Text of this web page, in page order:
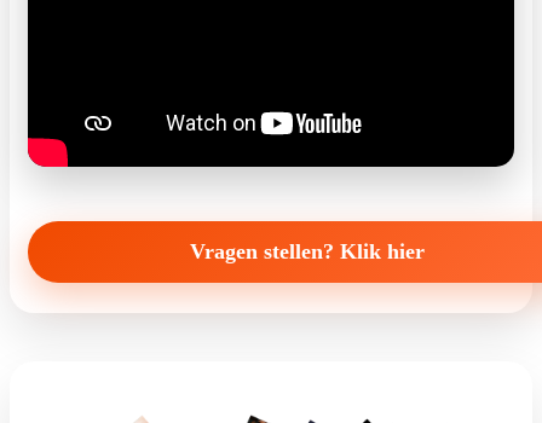
Vragen stellen? Klik hier